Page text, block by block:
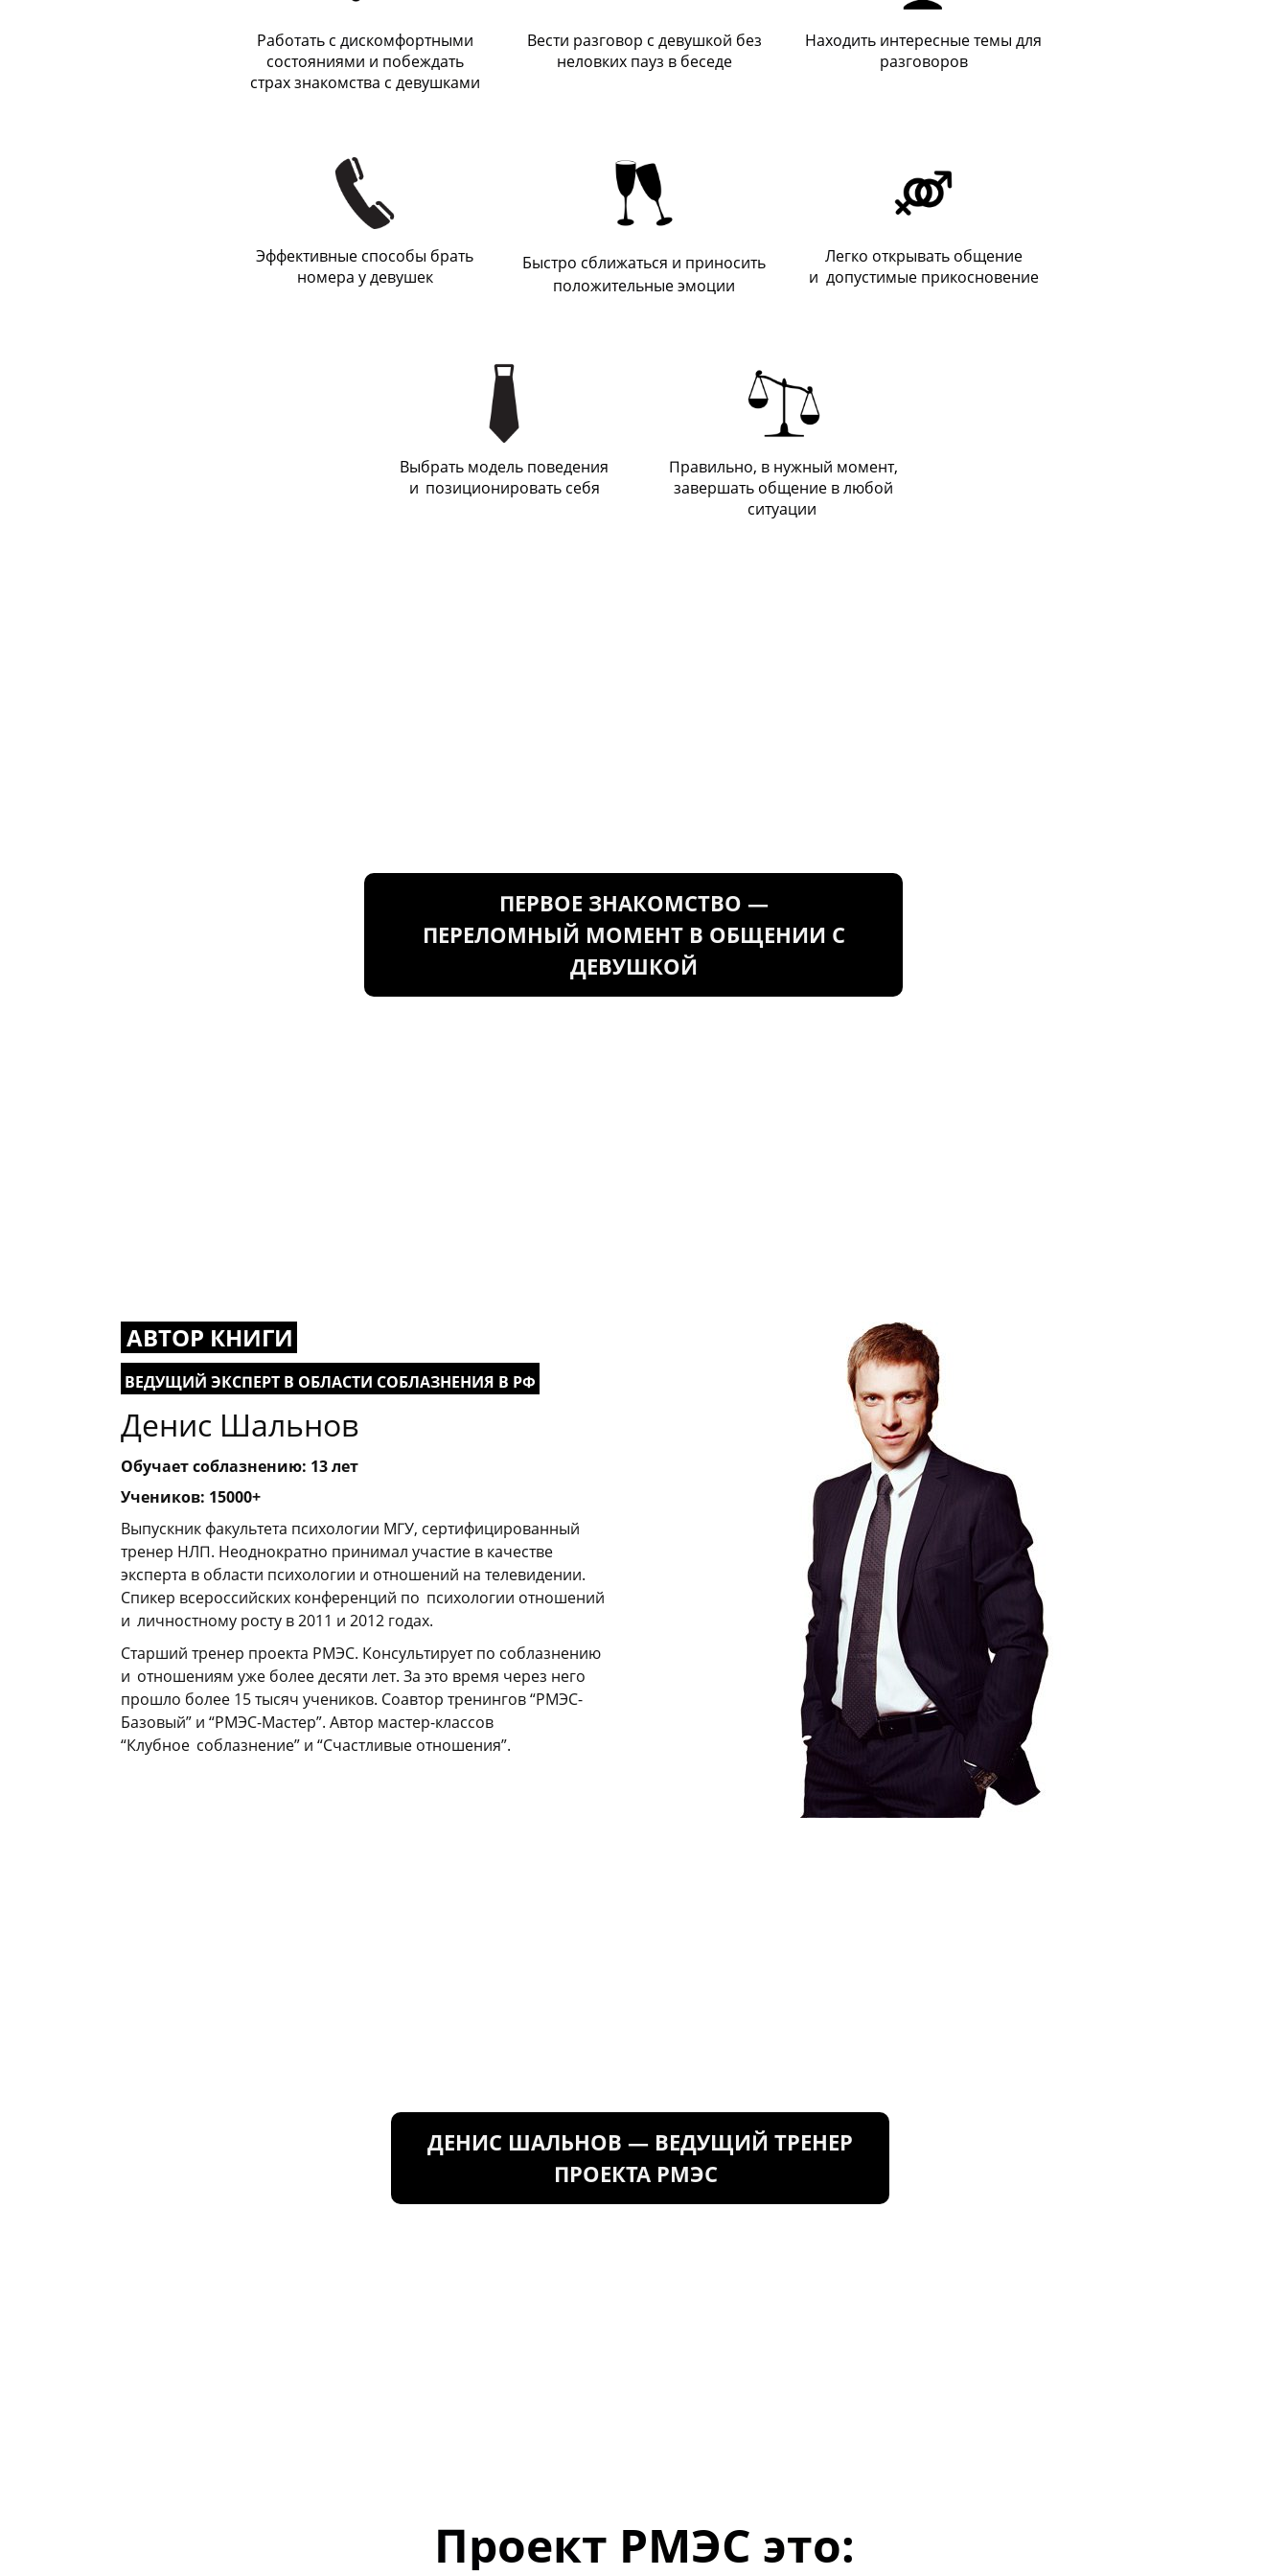
Работать с дискомфортными
состояниями и побеждать
страх знакомства с девушками
Вести разговор с девушкой без
неловких пауз в беседе
Находить интересные темы для
разговоров
Эффективные способы брать
номера у девушек
Быстро сближаться и приносить
положительные эмоции
Легко открывать общение
и допустимые прикосновение
Выбрать модель поведения
и позиционировать себя
Правильно, в нужный момент,
завершать общение в любой
ситуации
ПЕРВОЕ ЗНАКОМСТВО —
ПЕРЕЛОМНЫЙ МОМЕНТ В ОБЩЕНИИ С
ДЕВУШКОЙ
АВТОР КНИГИ
ВЕДУЩИЙ ЭКСПЕРТ В ОБЛАСТИ СОБЛАЗНЕНИЯ В РФ
Денис Шальнов
Обучает соблазнению: 13 лет
Учеников: 15000+
Выпускник факультета психологии МГУ, сертифицированный
тренер НЛП. Неоднократно принимал участие в качестве
эксперта в области психологии и отношений на телевидении.
Спикер всероссийских конференций по психологии отношений
и личностному росту в 2011 и 2012 годах.
Старший тренер проекта РМЭС. Консультирует по соблазнению
и отношениям уже более десяти лет. За это время через него
прошло более 15 тысяч учеников. Соавтор тренингов “РМЭС-
Базовый” и “РМЭС-Мастер”. Автор мастер-классов
“Клубное соблазнение” и “Счастливые отношения”.
ДЕНИС ШАЛЬНОВ — ВЕДУЩИЙ ТРЕНЕР
ПРОЕКТА РМЭС
Проект РМЭС это: